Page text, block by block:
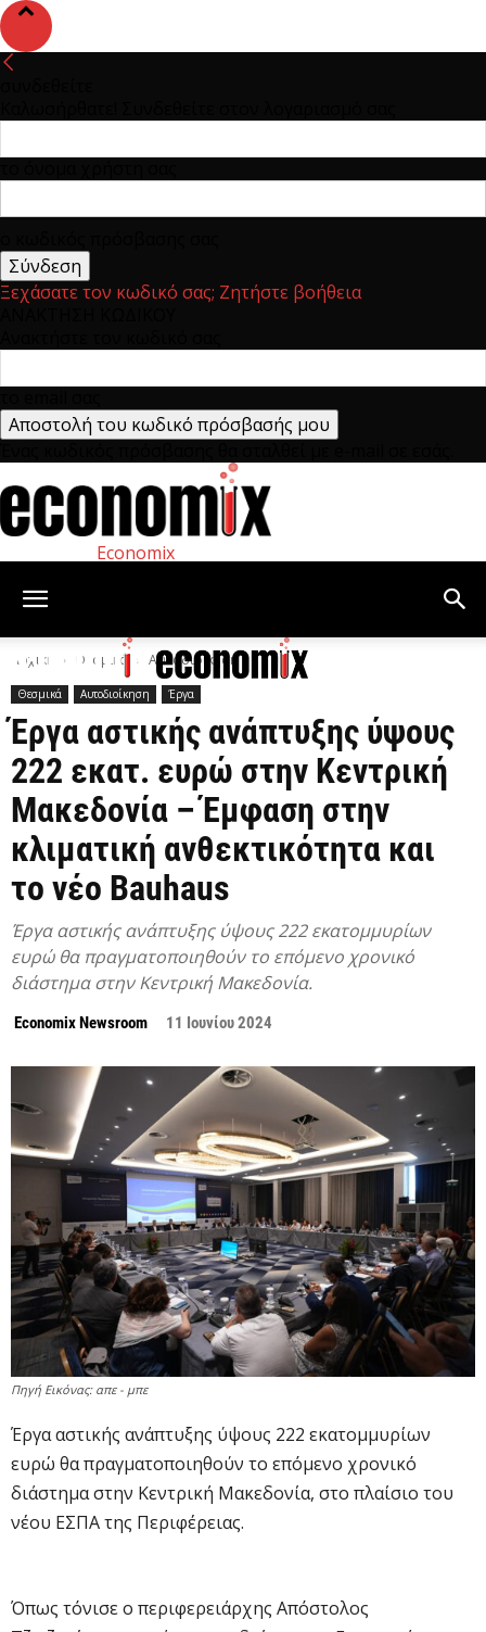
Ξεχάσατε τον κωδικό σας; Ζητήστε βοήθεια
Economix
Αρχική Θεσμικά Αυτοδιοίκηση
Θεσμικά Αυτοδιοίκηση Έργα
Έργα αστικής ανάπτυξης ύψους
222 εκατ. ευρώ στην Κεντρική
Μακεδονία – Έμφαση στην
κλιματική ανθεκτικότητα και
το νέο Bauhaus
Έργα αστικής ανάπτυξης ύψους 222 εκατομμυρίων
ευρώ θα πραγματοποιηθούν το επόμενο χρονικό
διάστημα στην Κεντρική Μακεδονία.
Economix Newsroom 11 Ιουνίου 2024
Πηγή Εικόνας: απε - μπε
Έργα αστικής ανάπτυξης ύψους 222 εκατομμυρίων
ευρώ θα πραγματοποιηθούν το επόμενο χρονικό
διάστημα στην Κεντρική Μακεδονία, στο πλαίσιο του
νέου ΕΣΠΑ της Περιφέρειας.
Όπως τόνισε ο περιφερειάρχης Απόστολος